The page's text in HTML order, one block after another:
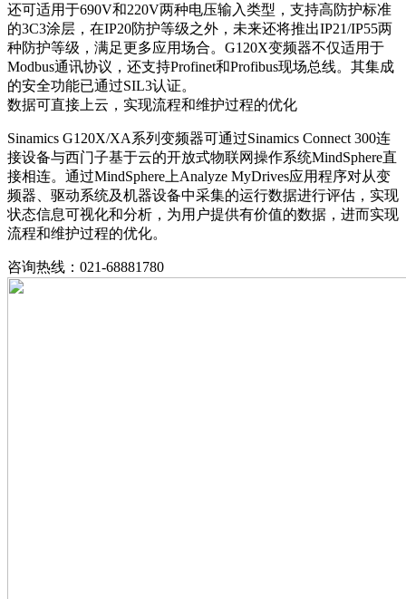
还可适用于690V和220V两种电压输入类型，支持高防护标准
的3C3涂层，在IP20防护等级之外，未来还将推出IP21/IP55两
种防护等级，满足更多应用场合。G120X变频器不仅适用于
Modbus通讯协议，还支持Profinet和Profibus现场总线。其集成
的安全功能已通过SIL3认证。
数据可直接上云，实现流程和维护过程的优化
Sinamics G120X/XA系列变频器可通过Sinamics Connect 300连
接设备与西门子基于云的开放式物联网操作系统MindSphere直
接相连。通过MindSphere上Analyze MyDrives应用程序对从变
频器、驱动系统及机器设备中采集的运行数据进行评估，实现
状态信息可视化和分析，为用户提供有价值的数据，进而实现
流程和维护过程的优化。
咨询热线：021-68881780